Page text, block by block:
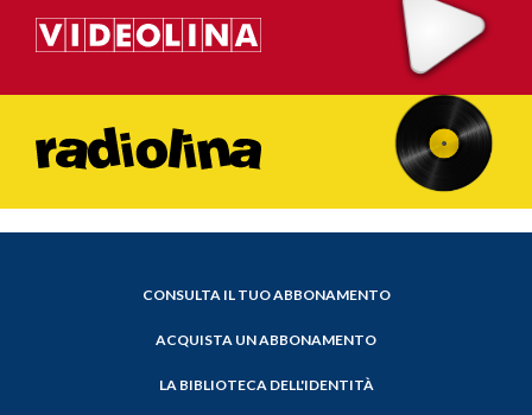
CONSULTA IL TUO ABBONAMENTO
ACQUISTA UN ABBONAMENTO
LA BIBLIOTECA DELL'IDENTITÀ